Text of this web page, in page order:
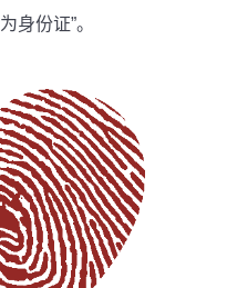
身份证”。